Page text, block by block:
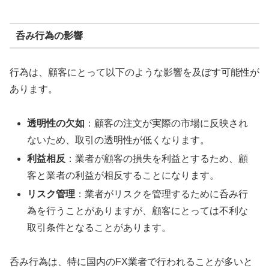
呑み行為の影響
行為は、顧客にとって以下のような影響を及ぼす可能性が
あります。
透明性の欠如 ：顧客の注文が実際の市場に反映され
ないため、取引の透明性が低くなります。
利益相反 ：業者が顧客の損失を利益とするため、顧
客と業者の利益が相反することになります。
リスク管理 ：業者がリスクを管理するために呑み行
為を行うことがありますが、顧客にとっては不利な
取引条件となることがあります。
呑み行為は、特に国内のFX業者で行われることが多いと